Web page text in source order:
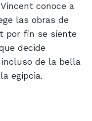
conoce a
las obras de
por fin se siente
decide
de la bella
egipcia.